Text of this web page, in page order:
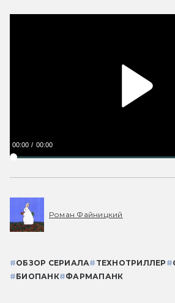
00:00 00:00
Роман Файницкий
#ОБЗОР СЕРИАЛА# ТЕХНОТРИЛЛЕР #
#БИОПАНК#ФАРМАПАНК